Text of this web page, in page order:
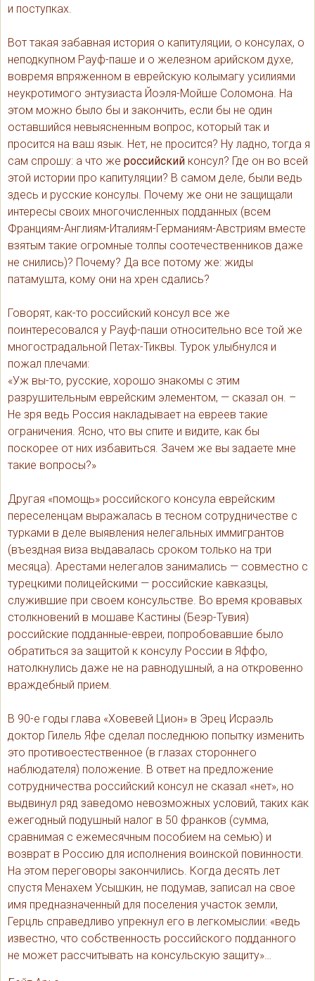
и поступках.
Вот такая забавная история о капитуляции, о консулах, о
неподкупном Рауф-паше и о железном арийском духе,
вовремя впряженном в еврейскую колымагу усилиями
неукротимого энтузиаста Йоэля-Мойше Соломона. На
этом можно было бы и закончить, если бы не один
оставшийся невыясненным вопрос, который так и
просится на ваш язык. Нет, не просится? Ну ладно, тогда я
сам спрошу: а что же российский консул? Где он во всей
этой истории про капитуляции? В самом деле, были ведь
здесь и русские консулы. Почему же они не защищали
интересы своих многочисленных подданных (всем
Франциям-Англиям-Италиям-Германиям-Австриям вместе
взятым такие огромные толпы соотечественников даже
не снились)? Почему? Да все потому же: жиды
патамушта, кому они на хрен сдались?
Говорят, как-то российский консул все же
поинтересовался у Рауф-паши относительно все той же
многострадальной Петах-Тиквы. Турок улыбнулся и
пожал плечами:
«Уж вы-то, русские, хорошо знакомы с этим
разрушительным еврейским элементом, — сказал он. –
Не зря ведь Россия накладывает на евреев такие
ограничения. Ясно, что вы спите и видите, как бы
поскорее от них избавиться. Зачем же вы задаете мне
такие вопросы?»
Другая «помощь» российского консула еврейским
переселенцам выражалась в тесном сотрудничестве с
турками в деле выявления нелегальных иммигрантов
(въездная виза выдавалась сроком только на три
месяца). Арестами нелегалов занимались — совместно с
турецкими полицейскими — российские кавказцы,
служившие при своем консульстве. Во время кровавых
столкновений в мошаве Кастины (Беэр-Тувия)
российские подданные-евреи, попробовавшие было
обратиться за защитой к консулу России в Яффо,
натолкнулись даже не на равнодушный, а на откровенно
враждебный прием.
В 90-е годы глава «Ховевей Цион» в Эрец Исраэль
доктор Гилель Яфе сделал последнюю попытку изменить
это противоестественное (в глазах стороннего
наблюдателя) положение. В ответ на предложение
сотрудничества российский консул не сказал «нет», но
выдвинул ряд заведомо невозможных условий, таких как
ежегодный подушный налог в 50 франков (сумма,
сравнимая с ежемесячным пособием на семью) и
возврат в Россию для исполнения воинской повинности.
На этом переговоры закончились. Когда десять лет
спустя Менахем Усышкин, не подумав, записал на свое
имя предназначенный для поселения участок земли,
Герцль справедливо упрекнул его в легкомыслии: «ведь
известно, что собственность российского подданного
не может рассчитывать на консульскую защиту»…